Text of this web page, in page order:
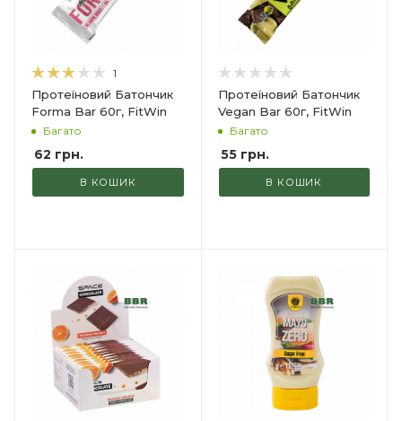
1
Протеїновий Батончик
Forma Bar 60г, FitWin
Багато
62 грн.
В КОШИК
Протеїновий Батончик
Vegan Bar 60г, FitWin
Багато
55грн.
В КОШИК